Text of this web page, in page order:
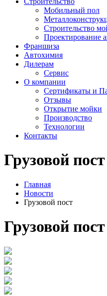
Мобильный пол
Строительство
Проектирование
Франшиза
Автохимия
Дилерам
Сервис
О компании
Сертификаты и
Отзывы
Открытие мойки
Производство
Технологии
Контакты
Грузовой пост
Главная
Новости
Грузовой пост
Грузовой пост